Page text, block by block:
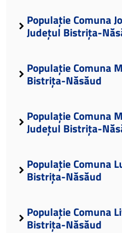
Populație Comuna
Județul Bistrița-
Populație Comuna
Bistrița-Năsăud
Populație Comuna
Județul Bistrița-
Populație Comuna
Bistrița-Năsăud
Populație Comuna
Bistrița-Năsăud